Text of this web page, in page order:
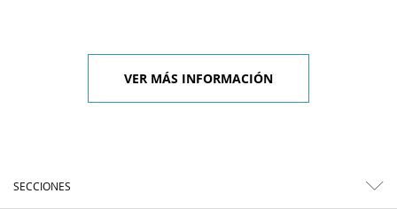
VER MÁS INFORMACIÓN
SECCIONES